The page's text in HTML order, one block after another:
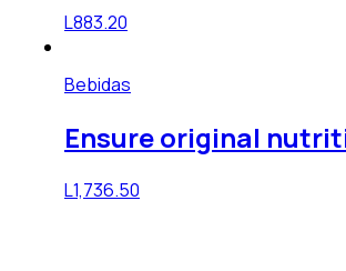
L883.20
Bebidas
Ensure original
L1,736.50